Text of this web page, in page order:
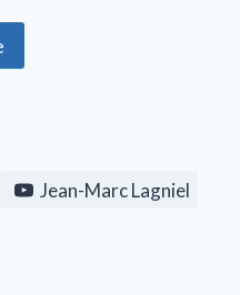
Jean-Marc Lagniel